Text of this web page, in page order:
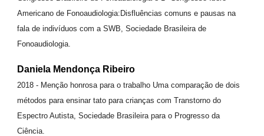
Americano de Fonoaudiologia:Disfluências comuns e pausas na
fala de indivíduos com a SWB, Sociedade Brasileira de
Fonoaudiologia.
Daniela Mendonça Ribeiro
2018 - Menção honrosa para o trabalho Uma comparação de dois
métodos para ensinar tato para crianças com Transtorno do
Espectro Autista, Sociedade Brasileira para o Progresso da
Ciência.